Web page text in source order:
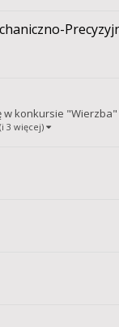
w konkursie "Wierzba"
(i 3 więcej)